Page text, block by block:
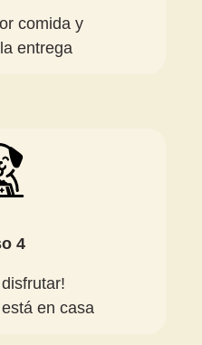
comida y
entrega
4
en casa